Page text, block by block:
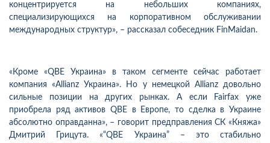
концентрируется на небольших компаниях,
специализирующихся на корпоративном обслуживании
международных структур», – рассказал собеседник FinMaidan.
«Кроме «QBE Украина» в таком сегменте сейчас работает
компания «Allianz Украина». Но у немецкой Allianz довольно
сильные позиции на других рынках. А если Fairfax уже
приобрела ряд активов QBE в Европе, то сделка в Украине
абсолютно оправданна», – говорит предправления СК «Княжа»
Дмитрий Грицута. «“QBE Украина” – это стабильно